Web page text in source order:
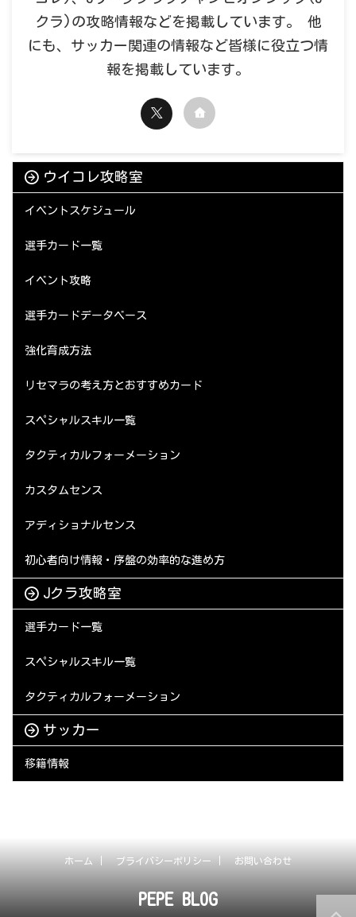
クラ)の攻略情報などを掲載しています。 他
にも、サッカー関連の情報など皆様に役立つ情
報を掲載しています。
ウイコレ攻略室
イベントスケジュール
選手カード一覧
イベント攻略
選手カードデータベース
強化育成方法
リセマラの考え方とおすすめカード
スペシャルスキル一覧
タクティカルフォーメーション
カスタムセンス
アディショナルセンス
初心者向け情報・序盤の効率的な進め方
Jクラ攻略室
選手カード一覧
スペシャルスキル一覧
タクティカルフォーメーション
サッカー
移籍情報
ホーム プライバシーポリシー お問い合わせ
PEPE BLOG